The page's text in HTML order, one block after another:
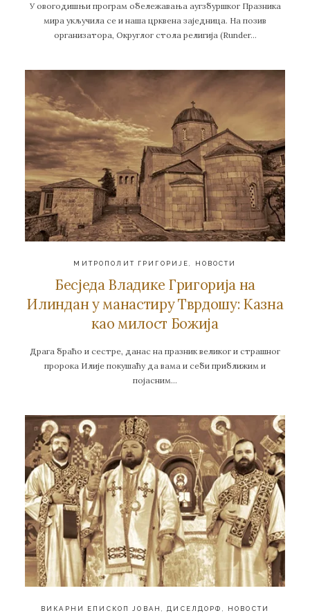
У овогодишњи програм обележавања аугзбуршког Празника
мира укључила се и наша црквена заједница. На позив
организатора, Округлог стола религија (Runder…
МИТРОПОЛИТ ГРИГОРИЈЕ НОВОСТИ
Бесједа Владике Григорија на
Илиндан у манастиру Тврдошу: Казна
као милост Божија
Драга браћо и сестре, данас на празник великог и страшног
пророка Илије покушаћу да вама и себи приближим и
појасним…
ВИКАРНИ ЕПИСКОП ЈОВАН ,ДИСЕЛДОРФ НОВОСТИ